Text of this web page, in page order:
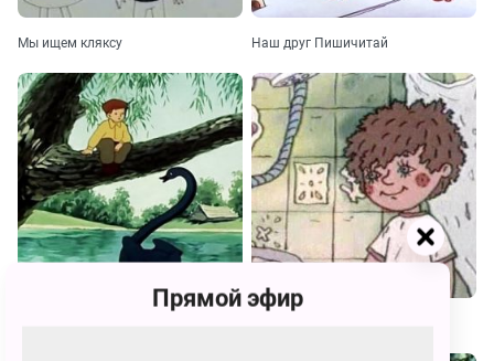
Мы ищем кляксу Наш друг Пишичитай
Прямой эфир